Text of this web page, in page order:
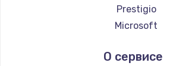
Ремонт ноутбуков
Ремонт ноутбуков
Ремонт ноутбуков
Prestigio
Microsoft
Aquarius
О сервисе